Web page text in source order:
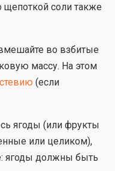
щепоткой соли также
во взбитые
массу. На этом
стевию (если
ягоды (или фрукты
или целиком),
ягоды должны быть